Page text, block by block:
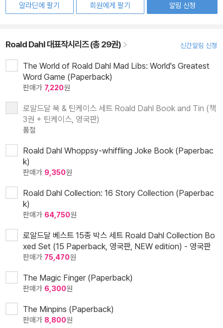
알라딘에 팔기
회원에게 팔기
알림 신청
Roald Dahl 대표작시리즈 (총 29권) 신간알림 신청
The World of Roald Dahl Mad Libs: World's Greatest
Word Game (Paperback)
판매가 7,220원
로알드달 북 & 틴케이스 세트 Roald Dahl Book and Tin (책
3권 + 틴케이스, 영국판)
품절
Roald Dahl Whoppsy-whiffling Joke Book (Paperbac
k)
판매가 9,350원
Roald Dahl Collection: 16 Story Collection (Paperbac
k)
판매가 64,750원
로알드달 베스트 15종 박스 세트 Roald Dahl Collection Bo
xed Set (15 Paperback, 영국판, NEW edition) - 영국판
판매가 75,470원
The Magic Finger (Paperback)
판매가 6,300원
The Minpins (Paperback)
판매가 8,800원